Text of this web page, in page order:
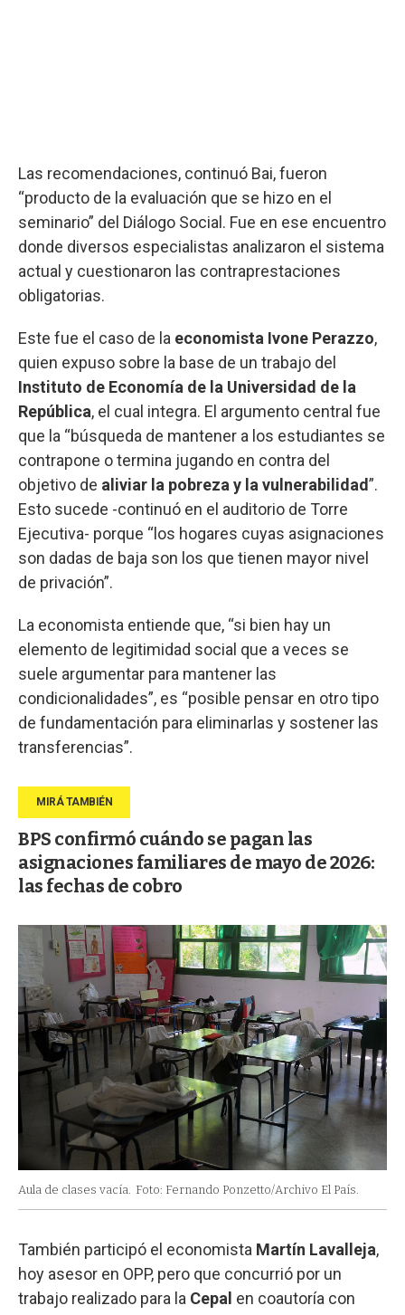
Las recomendaciones, continuó Bai, fueron
“producto de la evaluación que se hizo en el
seminario” del Diálogo Social. Fue en ese encuentro
donde diversos especialistas analizaron el sistema
actual y cuestionaron las contraprestaciones
obligatorias.
Este fue el caso de la economista Ivone Perazzo,
quien expuso sobre la base de un trabajo del
Instituto de Economía de la Universidad de la
República, el cual integra. El argumento central fue
que la “búsqueda de mantener a los estudiantes se
contrapone o termina jugando en contra del
objetivo de aliviar la pobreza y la vulnerabilidad”.
Esto sucede -continuó en el auditorio de Torre
Ejecutiva- porque “los hogares cuyas asignaciones
son dadas de baja son los que tienen mayor nivel
de privación”.
La economista entiende que, “si bien hay un
elemento de legitimidad social que a veces se
suele argumentar para mantener las
condicionalidades”, es “posible pensar en otro tipo
de fundamentación para eliminarlas y sostener las
transferencias”.
BPS confirmó cuándo se pagan las
asignaciones familiares de mayo de 2026:
las fechas de cobro
Aula de clases vacía. Foto: Fernando Ponzetto/Archivo El País.
También participó el economista Martín Lavalleja,
hoy asesor en OPP, pero que concurrió por un
trabajo realizado para la Cepal en coautoría con